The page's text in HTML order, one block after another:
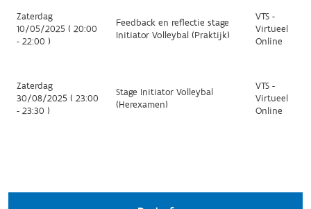
Zaterdag
10/05/2025 ( 20:00
- 22:00 )
Feedback en reflectie stage
Initiator Volleybal (Praktijk)
VTS -
Virtueel
Online
Zaterdag
30/08/2025 ( 23:00
- 23:30 )
Stage Initiator Volleybal
(Herexamen)
VTS -
Virtueel
Online